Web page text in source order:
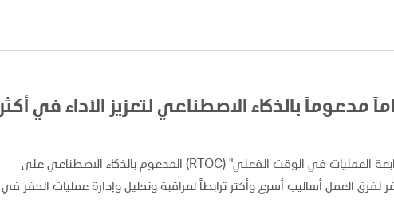
بالذكاء الاصطناعي لتعزيز الأداء في أكثر
أعلنت "أدنوك" اليوم عن تطبيق ونشر نظام "مركز متابعة العمليات في الوقت الفعلي" (RTOC) المدعوم بالذكاء الاصطناعي على
120 منصة حفر، مما يوفر لفرق العمل أساليب أسرع وأكثر ترابطاً لمراقبة وتحليل وإدارة عمليات الحفر في